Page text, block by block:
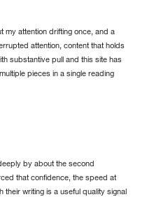
my attention drifting once, and a
attention, content that holds
substantive pull and this site has
pieces in a single reading
by about the second
that confidence, the speed at
writing is a useful quality signal